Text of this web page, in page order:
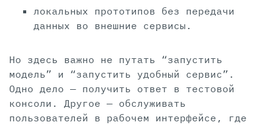
локальных прототипов без передачи
данных во внешние сервисы.
Но здесь важно не путать “запустить
модель” и “запустить удобный сервис”.
Одно дело — получить ответ в тестовой
консоли. Другое — обслуживать
пользователей в рабочем интерфейсе, где